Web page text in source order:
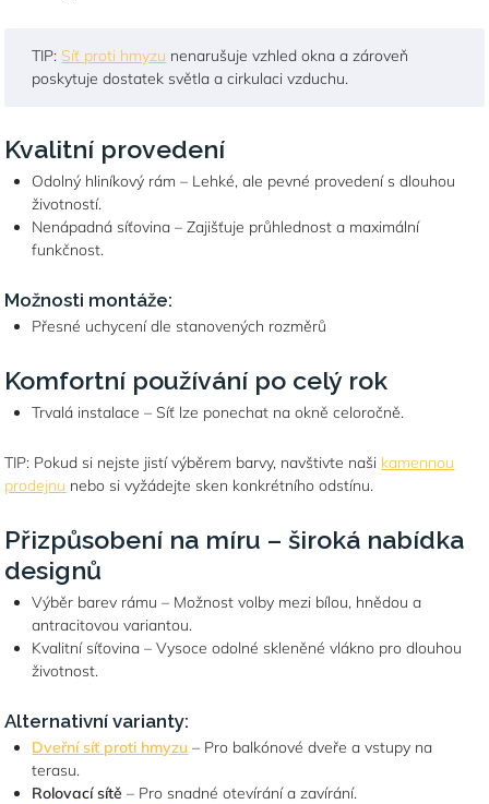
TIP: Síť proti hmyzu nenarušuje vzhled okna a zároveň
poskytuje dostatek světla a cirkulaci vzduchu.
Kvalitní provedení
Odolný hliníkový rám – Lehké, ale pevné provedení s dlouhou
životností.
Nenápadná síťovina – Zajišťuje průhlednost a maximální
funkčnost.
Možnosti montáže:
Přesné uchycení dle stanovených rozměrů
Komfortní používání po celý rok
Trvalá instalace – Síť lze ponechat na okně celoročně.
TIP: Pokud si nejste jistí výběrem barvy, navštivte naši kamennou
prodejnu nebo si vyžádejte sken konkrétního odstínu.
Přizpůsobení na míru – široká nabídka
designů
Výběr barev rámu – Možnost volby mezi bílou, hnědou a
antracitovou variantou.
Kvalitní síťovina – Vysoce odolné skleněné vlákno pro dlouhou
životnost.
Alternativní varianty:
Dveřní síť proti hmyzu – Pro balkónové dveře a vstupy na
terasu.
Rolovací sítě – Pro snadné otevírání a zavírání.